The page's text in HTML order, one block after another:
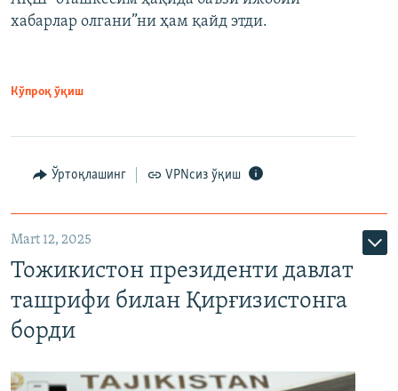
хабарлар олгани”ни ҳам қайд этди.
Кўпроқ ўқиш
Ўртоқлашинг VPNсиз ўқиш
Mart 12, 2025
Тожикистон президенти давлат
ташрифи билан Қирғизистонга
борди